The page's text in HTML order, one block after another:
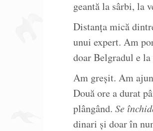
geantă la sârbi, la
Distanța mică
unui expert. Am
doar Belgradul e
Am greșit. Am
Două ore a durat
plângând. Se
dinari și doar în